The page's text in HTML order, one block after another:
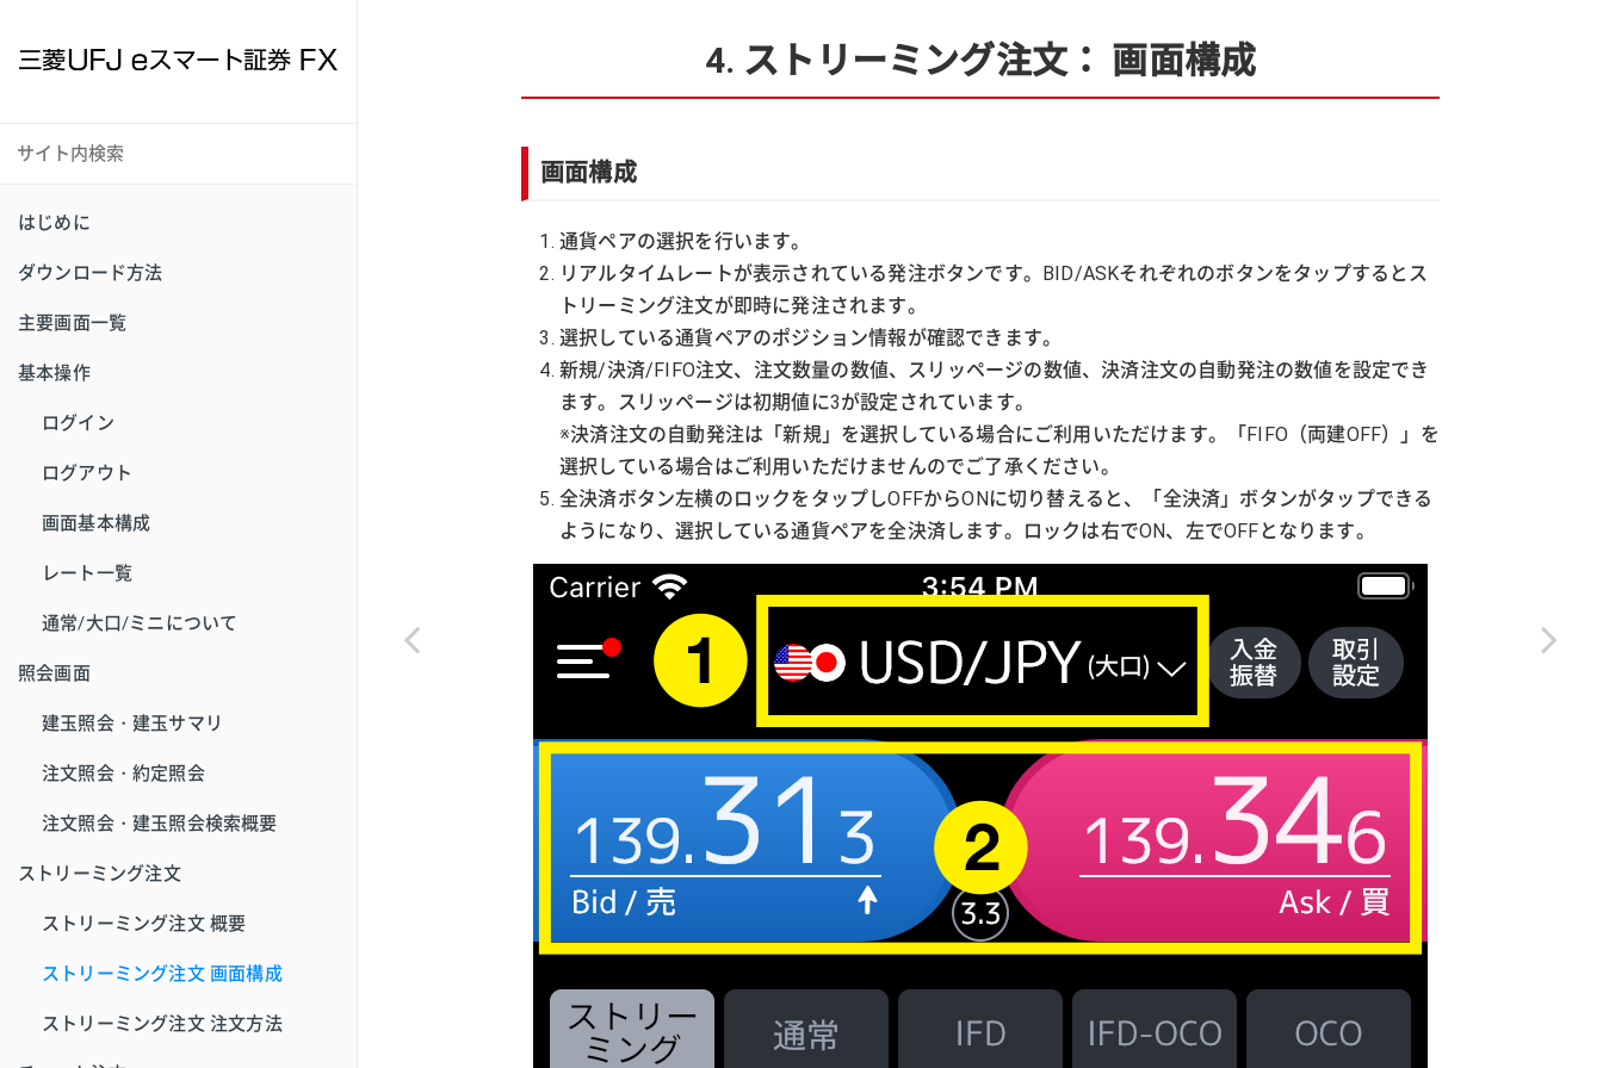
はじめに
ダウンロード方法
主要画面一覧
基本操作
ログイン
ログアウト
画面基本構成
レート一覧
通常/大口/ミニについて
照会画面
建玉照会・建玉サマリ
注文照会・約定照会
注文照会・建玉照会検索概要
ストリーミング注文
ストリーミング注文 概要
ストリーミング注文 画面構成
ストリーミング注文 注文方法
4. ストリーミング注文： 画面構成
画面構成
通貨ペアの選択を行います。
リアルタイムレートが表示されている発注ボタンです。BID/ASKそれぞれのボタンをタップするとス
トリーミング注文が即時に発注されます。
選択している通貨ペアのポジション情報が確認できます。
新規/決済/FIFO注文、注文数量の数値、スリッページの数値、決済注文の自動発注の数値を設定でき
ます。スリッページは初期値に3が設定されています。
※決済注文の自動発注は「新規」を選択している場合にご利用いただけます。「FIFO（両建OFF）」を
選択している場合はご利用いただけませんのでご了承ください。
全決済ボタン左横のロックをタップしOFFからONに切り替えると、「全決済」ボタンがタップできる
ようになり、選択している通貨ペアを全決済します。ロックは右でON、左でOFFとなります。